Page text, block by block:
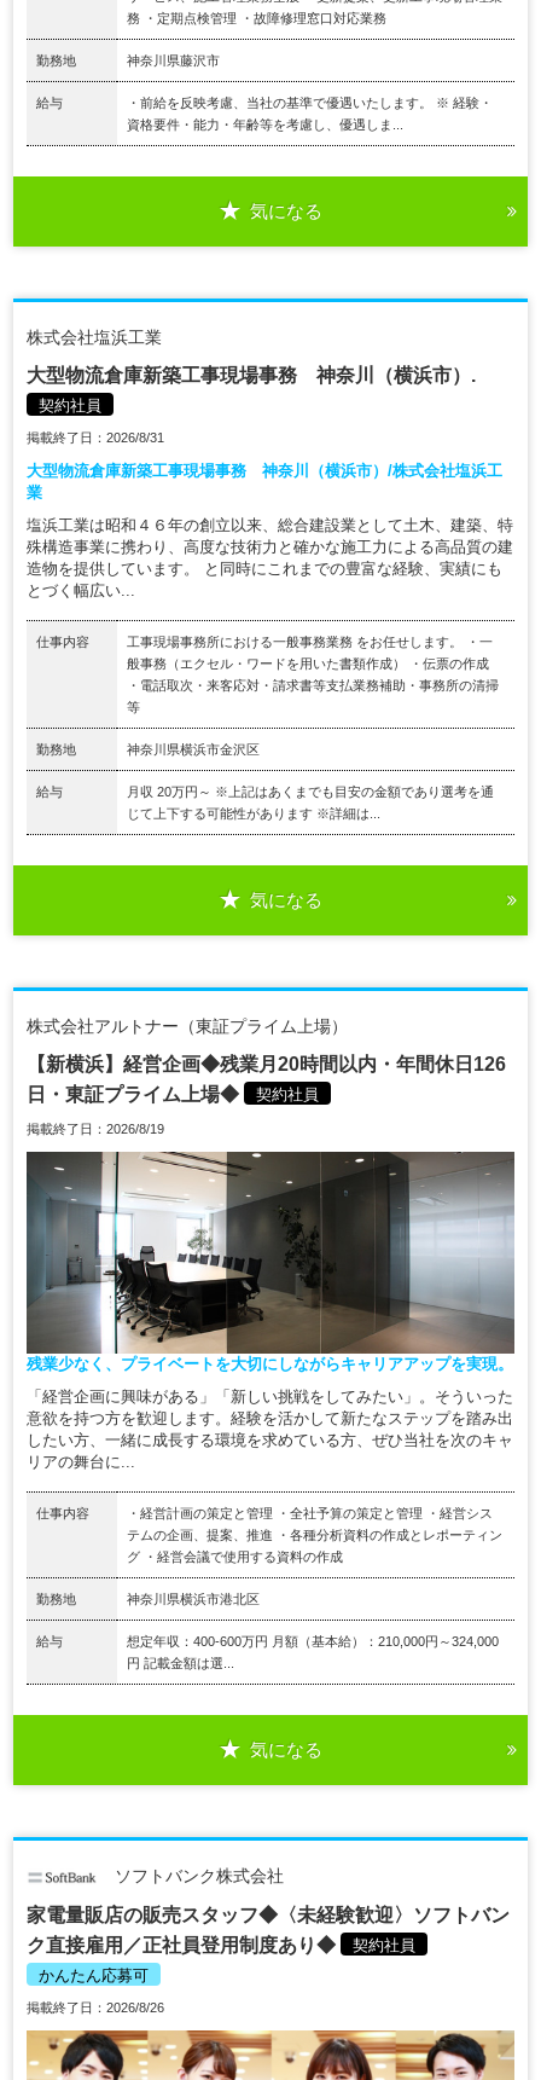
務 ・定期点検管理 ・故障修理窓口対応業務
勤務地 神奈川県藤沢市
給与
・前給を反映考慮、当社の基準で優遇いたします。 ※ 経験・
資格要件・能力・年齢等を考慮し、優遇しま...
気になる
株式会社塩浜工業
大型物流倉庫新築工事現場事務 神奈川（横浜市）.
契約社員
掲載終了日：2026/8/31
大型物流倉庫新築工事現場事務 神奈川（横浜市）/株式会社塩浜工
業
塩浜工業は昭和４６年の創立以来、総合建設業として土木、建築、特
殊構造事業に携わり、高度な技術力と確かな施工力による高品質の建
造物を提供しています。 と同時にこれまでの豊富な経験、実績にも
とづく幅広い...
仕事内容
工事現場事務所における一般事務業務 をお任せします。 ・一
般事務（エクセル・ワードを用いた書類作成） ・伝票の作成
・電話取次・来客応対・請求書等支払業務補助・事務所の清掃
等
勤務地 神奈川県横浜市金沢区
給与
月収 20万円～ ※上記はあくまでも目安の金額であり選考を通
じて上下する可能性があります ※詳細は...
気になる
株式会社アルトナー（東証プライム上場）
【新横浜】経営企画◆残業月20時間以内・年間休日126
日・東証プライム上場◆
契約社員
掲載終了日：2026/8/19
残業少なく、プライベートを大切にしながらキャリアアップを実現。
「経営企画に興味がある」「新しい挑戦をしてみたい」。そういった
意欲を持つ方を歓迎します。経験を活かして新たなステップを踏み出
したい方、一緒に成長する環境を求めている方、ぜひ当社を次のキャ
リアの舞台に...
仕事内容
・経営計画の策定と管理 ・全社予算の策定と管理 ・経営シス
テムの企画、提案、推進 ・各種分析資料の作成とレポーティン
グ ・経営会議で使用する資料の作成
勤務地 神奈川県横浜市港北区
給与
想定年収：400-600万円 月額（基本給）：210,000円～324,000
円 記載金額は選...
気になる
ソフトバンク株式会社
家電量販店の販売スタッフ◆〈未経験歓迎〉ソフトバン
ク直接雇用／正社員登用制度あり◆
契約社員
かんたん応募可
掲載終了日：2026/8/26